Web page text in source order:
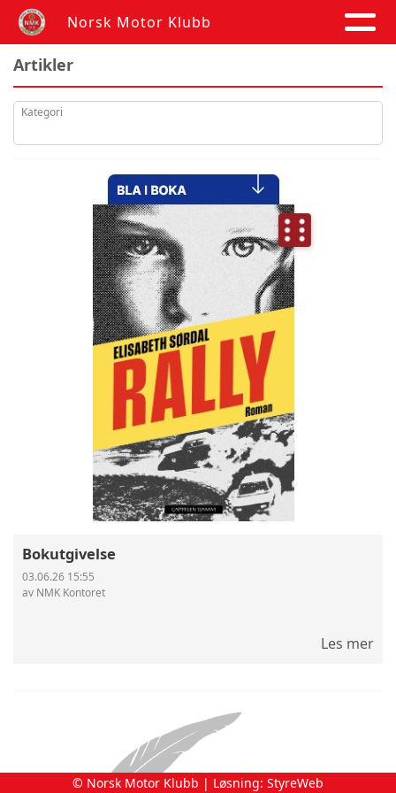
Norsk Motor Klubb
Artikler
Kategori
Bokutgivelse
03.06.26 15:55
av NMK Kontoret
Les mer
© Norsk Motor Klubb | Løsning: StyreWeb